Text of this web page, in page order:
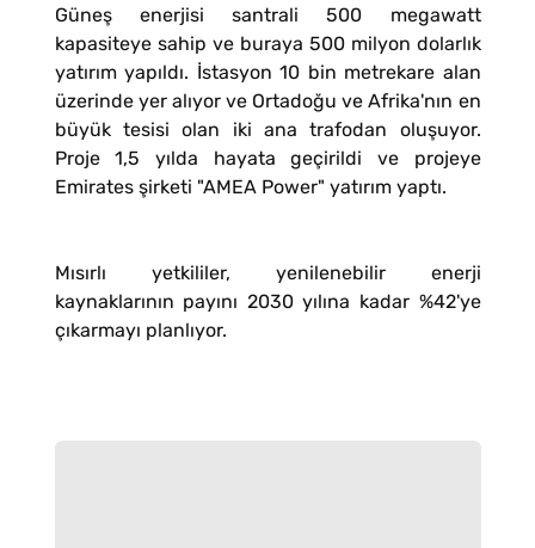
Güneş enerjisi santrali 500 megawatt
kapasiteye sahip ve buraya 500 milyon dolarlık
yatırım yapıldı. İstasyon 10 bin metrekare alan
üzerinde yer alıyor ve Ortadoğu ve Afrika'nın en
büyük tesisi olan iki ana trafodan oluşuyor.
Proje 1,5 yılda hayata geçirildi ve projeye
Emirates şirketi "AMEA Power" yatırım yaptı.
Mısırlı yetkililer, yenilenebilir enerji
kaynaklarının payını 2030 yılına kadar %42'ye
çıkarmayı planlıyor.